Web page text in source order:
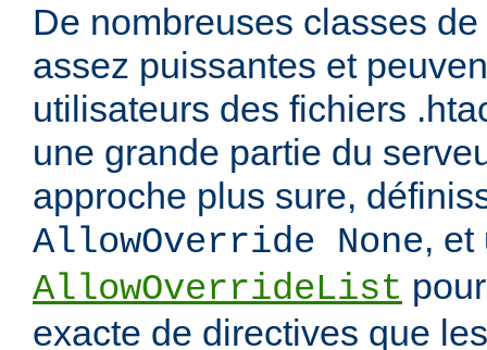
De nombreuses classes
assez puissantes et
utilisateurs des fichiers
une grande partie du
approche plus sure,
AllowOverride None, et
AllowOverrideList
exacte de directives que